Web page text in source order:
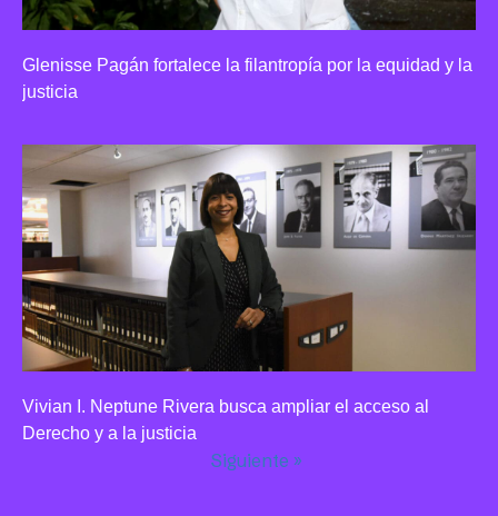
Glenisse Pagán fortalece la filantropía por la equidad y la
justicia
Vivian I. Neptune Rivera busca ampliar el acceso al
Derecho y a la justicia
Siguiente »